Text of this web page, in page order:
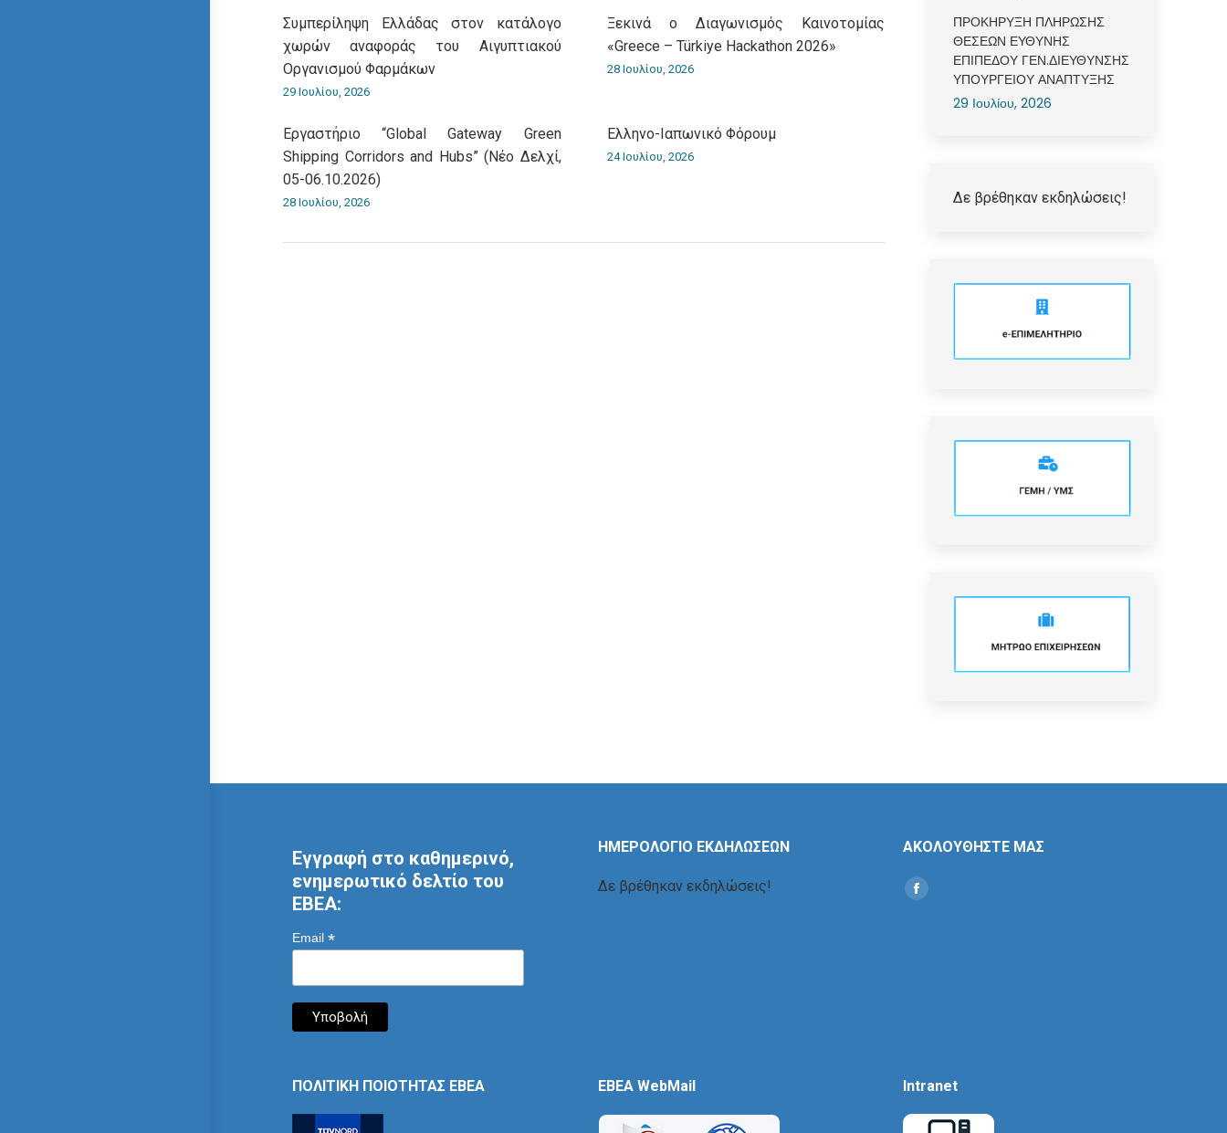
Συμπερίληψη Ελλάδας στον κατάλογο
χωρών αναφοράς του Αιγυπτιακού
Οργανισμού Φαρμάκων
29 Ιουλίου, 2026
Ξεκινά ο Διαγωνισμός Καινοτομίας
«Greece – Türkiye Hackathon 2026»
28 Ιουλίου, 2026
Εργαστήριο “Global Gateway Green
Shipping Corridors and Hubs” (Νέο Δελχί,
05-06.10.2026)
28 Ιουλίου, 2026
Ελληνο-Iαπωνικό Φόρουμ
24 Ιουλίου, 2026
ΠΡΟΚΗΡΥΞΗ ΠΛΗΡΩΣΗΣ
ΘΕΣΕΩΝ ΕΥΘΥΝΗΣ
ΕΠΙΠΕΔΟΥ ΓΕΝ.ΔΙΕΥΘΥΝΣΗΣ
ΥΠΟΥΡΓΕΙΟΥ ΑΝΑΠΤΥΞΗΣ
29 Ιουλίου, 2026
Δε βρέθηκαν εκδηλώσεις!
Εγγραφή στο καθημερινό,
ενημερωτικό δελτίο του
ΕΒΕΑ:
Email *
ΗΜΕΡΟΛΟΓΙΟ ΕΚΔΗΛΩΣΕΩΝ
Δε βρέθηκαν εκδηλώσεις!
ΑΚΟΛΟΥΘΗΣΤΕ ΜΑΣ
Find us on:
Social
ΠΟΛΙΤΙΚΗ ΠΟΙΟΤΗΤΑΣ ΕΒΕΑ EBEA WebMail Intranet